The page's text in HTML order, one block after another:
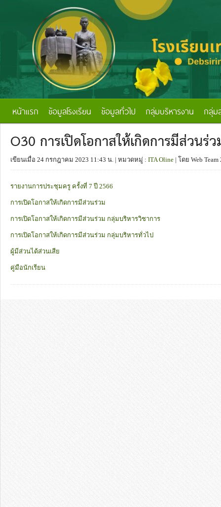
หน้าแรก ข้อมูลโรงเรียน ข้อมูลทั่วไป กลุ่มบริหารงาน กลุ่ม
O30 การเปิดโอกาสให้เกิดการมีส่วนร่
เขียนเมื่อ 24 กรกฎาคม 2023 11:43 น. | หมวดหมู่ : ITA Oline | โดย Web Team
รายงานการประชุมครู ครั้งที่ 7 ปี 2566
การเปิดโอกาสให้เกิดการมีส่วนร่วม
การเปิดโอกาสให้เกิดการมีส่วนร่วม กลุ่มบริหารวิชาการ
การเปิดโอกาสให้เกิดการมีส่วนร่วม กลุ่มบริหารทั่วไป
ผู้มีส่วนได้ส่วนเสีย
คู่มือนักเรียน